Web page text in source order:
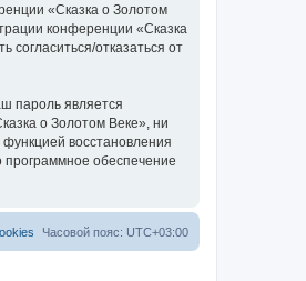
«Сказка о Золотом
конференции «Сказка
отказаться от
пароль является
о Золотом Веке», ни
восстановления
обеспечение
Часовой пояс: UTC+03:00